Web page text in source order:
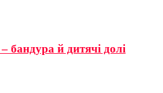
бандура й дитячі долі